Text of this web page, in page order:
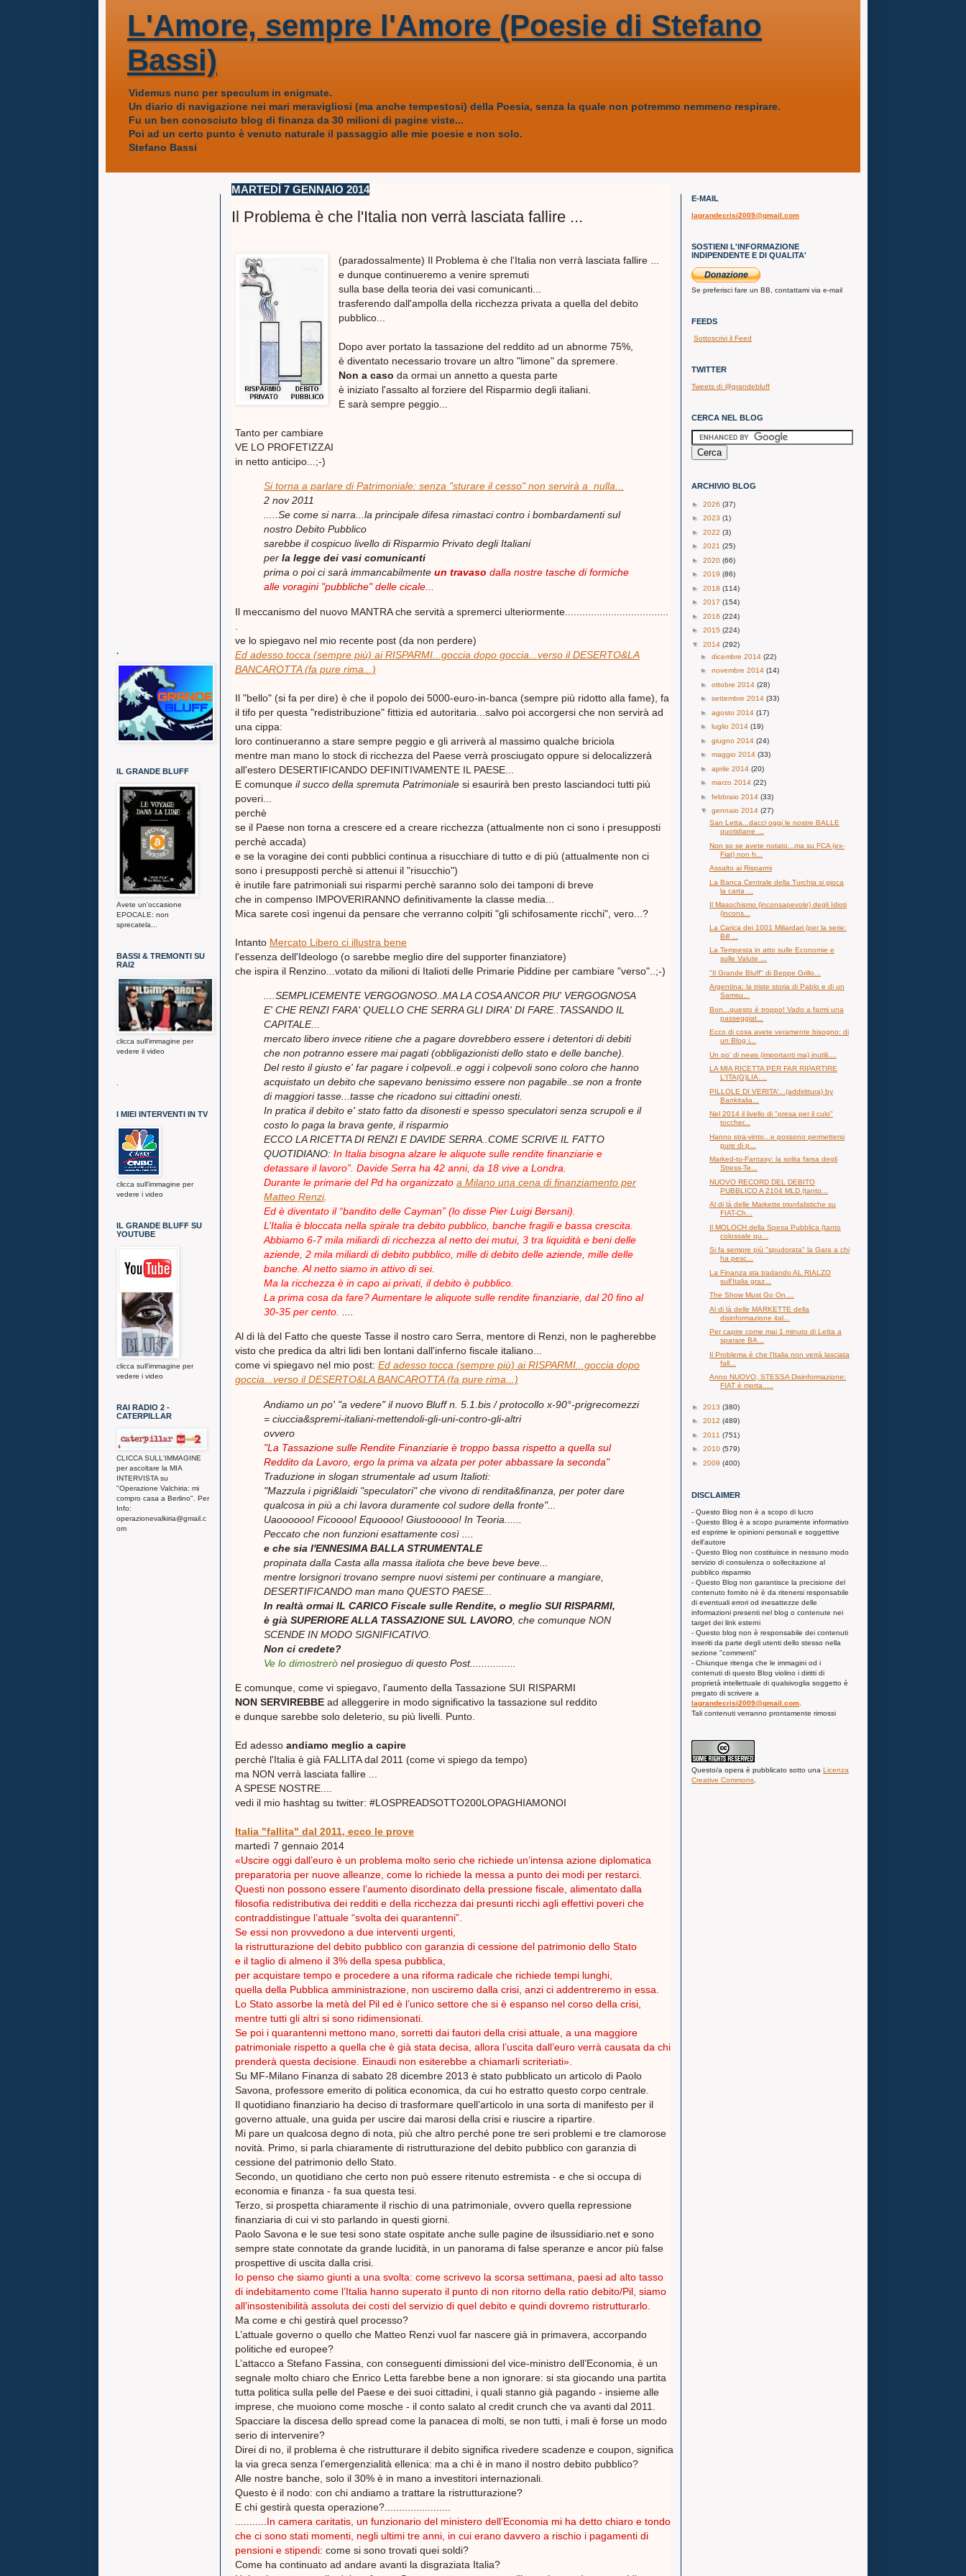
L'Amore, sempre l'Amore (Poesie di Stefano
Bassi)
Videmus nunc per speculum in enigmate.
Un diario di navigazione nei mari meravigliosi (ma anche tempestosi) della Poesia, senza la quale non potremmo nemmeno respirare.
Fu un ben conosciuto blog di finanza da 30 milioni di pagine viste...
Poi ad un certo punto è venuto naturale il passaggio alle mie poesie e non solo.
Stefano Bassi
MARTEDÌ 7 GENNAIO 2014
Il Problema è che l'Italia non verrà lasciata fallire ...
(paradossalmente) Il Problema è che l'Italia non verrà lasciata fallire ...
e dunque continueremo a venire spremuti
sulla base della teoria dei vasi comunicanti...
trasferendo dall'ampolla della ricchezza privata a quella del debito
pubblico...
Dopo aver portato la tassazione del reddito ad un abnorme 75%,
è diventato necessario trovare un altro "limone" da spremere.
Non a caso da ormai un annetto a questa parte
è iniziato l'assalto al forziere del Risparmio degli italiani.
E sarà sempre peggio...
Tanto per cambiare
VE LO PROFETIZZAI
in netto anticipo...;-)
Si torna a parlare di Patrimoniale: senza "sturare il cesso" non servirà a nulla...
2 nov 2011
.....Se come si narra...la principale difesa rimastaci contro i bombardamenti sul
nostro Debito Pubblico
sarebbe il cospicuo livello di Risparmio Privato degli Italiani
per la legge dei vasi comunicanti
prima o poi ci sarà immancabilmente un travaso dalla nostre tasche di formiche
alle voragini "pubbliche" delle cicale...
Il meccanismo del nuovo MANTRA che servità a spremerci ulteriormente....................................
ve lo spiegavo nel mio recente post (da non perdere)
Ed adesso tocca (sempre più) ai RISPARMI...goccia dopo goccia...verso il DESERTO&LA
BANCAROTTA (fa pure rima...)
Il "bello" (si fa per dire) è che il popolo dei 5000-euro-in-banca (sempre più ridotto alla fame), fa
il tifo per questa "redistribuzione" fittizia ed autoritaria...salvo poi accorgersi che non servirà ad
una cippa:
loro continueranno a stare sempre peggio e gli arriverà al massimo qualche briciola
mentre man mano lo stock di ricchezza del Paese verrà prosciugato oppure si delocalizzerà
all'estero DESERTIFICANDO DEFINITIVAMENTE IL PAESE...
E comunque il succo della spremuta Patrimoniale si esaurirà ben presto lasciandoci tutti più
poveri...
perchè
se il Paese non torna a crescere ed a creare ricchezza (attualmente non ci sono i presupposti
perchè accada)
e se la voragine dei conti pubblici continua a risucchiare di tutto e di più (attualmente non ci
sono i presupposti perchè si attenui il "risucchio")
è inutile fare patrimoniali sui risparmi perchè saranno solo dei tamponi di breve
che in compenso IMPOVERIRANNO definitivamente la classe media...
Mica sarete così ingenui da pensare che verranno colpiti "gli schifosamente ricchi", vero...?
Intanto Mercato Libero ci illustra bene
l'essenza dell'Ideologo (o sarebbe meglio dire del supporter finanziatore)
che ispira il Renzino...votato da milioni di Italioti delle Primarie Piddine per cambiare "verso"..;-)
....SEMPLICEMENTE VERGOGNOSO..MA LA COSA ANCOR PIU' VERGOGNOSA
E' CHE RENZI FARA' QUELLO CHE SERRA GLI DIRA' DI FARE..TASSANDO IL
CAPITALE...
mercato libero invece ritiene che a pagare dovrebbero essere i detentori di debiti
che non potranno essere mai pagati (obbligazionisti dello stato e delle banche).
Del resto il giusto e' far pagare i colpevoli..e oggi i colpevoli sono coloro che hanno
acquistato un debito che sapevano benissimo essere non pagabile..se non a fronte
di maggiori tasse...tasse che ricadono sui cittadini onesti.
In pratica il debito e' stato fatto da disonesti e spesso speculatori senza scrupoli e il
costo lo paga la brava gente, il risparmio
ECCO LA RICETTA DI RENZI E DAVIDE SERRA..COME SCRIVE IL FATTO
QUOTIDIANO: In Italia bisogna alzare le aliquote sulle rendite finanziarie e
detassare il lavoro”. Davide Serra ha 42 anni, da 18 vive a Londra.
Durante le primarie del Pd ha organizzato a Milano una cena di finanziamento per
Matteo Renzi.
Ed è diventato il “bandito delle Cayman” (lo disse Pier Luigi Bersani).
L’Italia è bloccata nella spirale tra debito pubblico, banche fragili e bassa crescita.
Abbiamo 6-7 mila miliardi di ricchezza al netto dei mutui, 3 tra liquidità e beni delle
aziende, 2 mila miliardi di debito pubblico, mille di debito delle aziende, mille delle
banche. Al netto siamo in attivo di sei.
Ma la ricchezza è in capo ai privati, il debito è pubblico.
La prima cosa da fare? Aumentare le aliquote sulle rendite finanziarie, dal 20 fino al
30-35 per cento.
Al di là del Fatto che queste Tasse il nostro caro Serra, mentore di Renzi, non le pagherebbe
visto che predica da altri lidi ben lontani dall'inferno fiscale italiano...
come vi spiegavo nel mio post: Ed adesso tocca (sempre più) ai RISPARMI...goccia dopo
goccia...verso il DESERTO&LA BANCAROTTA (fa pure rima...)
Andiamo un po' "a vedere" il nuovo Bluffn. 5.1.bis / protocollo x-90°-prigrecomezzi
= ciuccia&spremi-italiani-mettendoli-gli-uni-contro-gli-altri
ovvero
"La Tassazione sulle Rendite Finanziarie è troppo bassa rispetto a quella sul
Reddito da Lavoro, ergo la prima va alzata per poter abbassare la seconda"
Traduzione in slogan strumentale ad usum Italioti:
"Mazzula i pigri&laidi "speculatori" che vivono di rendita&finanza, per poter dare
qualcosa in più a chi lavora duramente col sudore della fronte"...
Uaoooooo! Ficoooo! Equoooo! Giustooooo! In Teoria......
Peccato che non funzioni esattamente così ....
e che sia l'ENNESIMA BALLA STRUMENTALE
propinata dalla Casta alla massa italiota che beve beve beve...
mentre lorsignori trovano sempre nuovi sistemi per continuare a mangiare,
DESERTIFICANDO man mano QUESTO PAESE...
In realtà ormai IL CARICO Fiscale sulle Rendite, o meglio SUI RISPARMI,
è già SUPERIORE ALLA TASSAZIONE SUL LAVORO , che comunque NON
SCENDE IN MODO SIGNIFICATIVO.
Non ci credete?
Ve lo dimostrerò nel prosieguo di questo Post................
E comunque, come vi spiegavo, l'aumento della Tassazione SUI RISPARMI
NON SERVIREBBE ad alleggerire in modo significativo la tassazione sul reddito
e dunque sarebbe solo deleterio, su più livelli. Punto.
Ed adesso andiamo meglio a capire
perchè l'Italia è già FALLITA dal 2011 (come vi spiego da tempo)
ma NON verrà lasciata fallire ...
A SPESE NOSTRE....
vedi il mio hashtag su twitter: #LOSPREADSOTTO200LOPAGHIAMONOI
Italia "fallita" dal 2011, ecco le prove
martedì 7 gennaio 2014
«Uscire oggi dall’euro è un problema molto serio che richiede un’intensa azione diplomatica
preparatoria per nuove alleanze, come lo richiede la messa a punto dei modi per restarci.
Questi non possono essere l’aumento disordinato della pressione fiscale, alimentato dalla
filosofia redistributiva dei redditi e della ricchezza dai presunti ricchi agli effettivi poveri che
contraddistingue l’attuale “svolta dei quarantenni”.
Se essi non provvedono a due interventi urgenti,
la ristrutturazione del debito pubblico con garanzia di cessione del patrimonio dello Stato
e il taglio di almeno il 3% della spesa pubblica,
per acquistare tempo e procedere a una riforma radicale che richiede tempi lunghi,
quella della Pubblica amministrazione, non usciremo dalla crisi, anzi ci addentreremo in essa.
Lo Stato assorbe la metà del Pil ed è l’unico settore che si è espanso nel corso della crisi,
mentre tutti gli altri si sono ridimensionati.
Se poi i quarantenni mettono mano, sorretti dai fautori della crisi attuale, a una maggiore
patrimoniale rispetto a quella che è già stata decisa, allora l’uscita dall’euro verrà causata da chi
prenderà questa decisione. Einaudi non esiterebbe a chiamarli scriteriati».
Su MF-Milano Finanza di sabato 28 dicembre 2013 è stato pubblicato un articolo di Paolo
Savona, professore emerito di politica economica, da cui ho estratto questo corpo centrale.
Il quotidiano finanziario ha deciso di trasformare quell’articolo in una sorta di manifesto per il
governo attuale, una guida per uscire dai marosi della crisi e riuscire a ripartire.
Mi pare un qualcosa degno di nota, più che altro perché pone tre seri problemi e tre clamorose
novità. Primo, si parla chiaramente di ristrutturazione del debito pubblico con garanzia di
cessione del patrimonio dello Stato.
Secondo, un quotidiano che certo non può essere ritenuto estremista - e che si occupa di
economia e finanza - fa sua questa tesi.
Terzo, si prospetta chiaramente il rischio di una patrimoniale, ovvero quella repressione
finanziaria di cui vi sto parlando in questi giorni.
Paolo Savona e le sue tesi sono state ospitate anche sulle pagine de ilsussidiario.net e sono
sempre state connotate da grande lucidità, in un panorama di false speranze e ancor più false
prospettive di uscita dalla crisi.
Io penso che siamo giunti a una svolta: come scrivevo la scorsa settimana, paesi ad alto tasso
di indebitamento come l’Italia hanno superato il punto di non ritorno della ratio debito/Pil, siamo
all’insostenibilità assoluta dei costi del servizio di quel debito e quindi dovremo ristrutturarlo.
Ma come e chi gestirà quel processo?
L’attuale governo o quello che Matteo Renzi vuol far nascere già in primavera, accorpando
politiche ed europee?
L’attacco a Stefano Fassina, con conseguenti dimissioni del vice-ministro dell’Economia, è un
segnale molto chiaro che Enrico Letta farebbe bene a non ignorare: si sta giocando una partita
tutta politica sulla pelle del Paese e dei suoi cittadini, i quali stanno già pagando - insieme alle
imprese, che muoiono come mosche - il conto salato al credit crunch che va avanti dal 2011.
Spacciare la discesa dello spread come la panacea di molti, se non tutti, i mali è forse un modo
serio di intervenire?
Direi di no, il problema è che ristrutturare il debito significa rivedere scadenze e coupon, significa
la via greca senza l’emergenzialità ellenica: ma a chi è in mano il nostro debito pubblico?
Alle nostre banche, solo il 30% è in mano a investitori internazionali.
Questo è il nodo: con chi andiamo a trattare la ristrutturazione?
E chi gestirà questa operazione?.......................
In camera caritatis, un funzionario del ministero dell’Economia mi ha detto chiaro e tondo
che ci sono stati momenti, negli ultimi tre anni, in cui erano davvero a rischio i pagamenti di
pensioni e stipendi: come si sono trovati quei soldi?
Come ha continuato ad andare avanti la disgraziata Italia?
.
IL GRANDE BLUFF
Avete un'occasione
EPOCALE: non
sprecatela...
BASSI & TREMONTI SU
RAI2
clicca sull'immagine per
vedere il video
I MIEI INTERVENTI IN TV
clicca sull'immagine per
vedere i video
IL GRANDE BLUFF SU
YOUTUBE
clicca sull'immagine per
vedere i video
RAI RADIO 2 -
CATERPILLAR
CLICCA SULL'IMMAGINE
per ascoltare la MIA
INTERVISTA su
"Operazione Valchiria: mi
compro casa a Berlino". Per
Info:
operazionevalkiria@gmail.c
om
E-MAIL
lagrandecrisi2009@gmail.com
SOSTIENI L'INFORMAZIONE
INDIPENDENTE E DI QUALITA'
Se preferisci fare un BB, contattami via e-mail
FEEDS
Sottoscrivi il Feed
TWITTER
Tweets di @grandebluff
CERCA NEL BLOG
ARCHIVIO BLOG
► 2026 (37)
► 2023 (1)
► 2022 (3)
► 2021 (25)
► 2020 (66)
► 2019 (86)
► 2018 (114)
► 2017 (154)
► 2016 (224)
► 2015 (224)
▼ 2014 (292)
► dicembre 2014 (22)
► novembre 2014 (14)
► ottobre 2014 (28)
► settembre 2014 (33)
► agosto 2014 (17)
► luglio 2014 (19)
► giugno 2014 (24)
► maggio 2014 (33)
► aprile 2014 (20)
► marzo 2014 (22)
► febbraio 2014 (33)
▼ gennaio 2014 (27)
San Letta...dacci oggi le nostre BALLE
quotidiane ...
Non so se avete notato...ma su FCA (ex-
Fiat) non h...
Assalto ai Risparmi
La Banca Centrale della Turchia si gioca
la carta ...
Il Masochismo (inconsapevole) degli Idioti
(incons...
La Carica dei 1001 Miliardari (per la serie:
Bill ...
La Tempesta in atto sulle Economie e
sulle Valute ...
"Il Grande Bluff" di Beppe Grillo...
Argentina: la triste storia di Pablo e di un
Samsu...
Bon...questo è troppo! Vado a farmi una
passeggiat...
Ecco di cosa avete veramente bisogno: di
un Blog i...
Un po' di news (importanti ma) inutili....
LA MIA RICETTA PER FAR RIPARTIRE
L'ITA(G)LIA....
PILLOLE DI VERITA'...(addirittura) by
Bankitalia...
Nel 2014 il livello di "presa per il culo"
toccher...
Hanno stra-vinto...e possono permettersi
pure di p...
Marked-to-Fantasy: la solita farsa degli
Stress-Te...
NUOVO RECORD DEL DEBITO
PUBBLICO A 2104 MLD (tanto...
Al di là delle Markette trionfalistiche su
FIAT-Ch...
Il MOLOCH della Spesa Pubblica (tanto
colossale qu...
Si fa sempre più "spudorata" la Gara a chi
ha pesc...
La Finanza sta tradando AL RIALZO
sull'Italia graz...
The Show Must Go On....
Al di là delle MARKETTE della
disinformazione ital...
Per capire come mai 1 minuto di Letta a
sparare BA...
Il Problema è che l'Italia non verrà lasciata
fall...
Anno NUOVO, STESSA Disinformazione:
FIAT è morta.....
► 2013 (380)
► 2012 (489)
► 2011 (751)
► 2010 (579)
► 2009 (400)
DISCLAIMER
- Questo Blog non è a scopo di lucro
- Questo Blog è a scopo puramente informativo
ed esprime le opinioni personali e soggettive
dell'autore
- Questo Blog non costituisce in nessuno modo
servizio di consulenza o sollecitazione al
pubblico risparmio
- Questo Blog non garantisce la precisione del
contenuto fornito nè è da ritenersi responsabile
di eventuali errori od inesattezze delle
informazioni presenti nel blog o contenute nei
target dei link esterni
- Questo blog non è responsabile dei contenuti
inseriti da parte degli utenti dello stesso nella
sezione "commenti"
- Chiunque ritenga che le immagini od i
contenuti di questo Blog violino i diritti di
proprietà intellettuale di qualsivoglia soggetto è
pregato di scrivere a
lagrandecrisi2009@gmail.com
Tali contenuti verranno prontamente rimossi
Questo/a opera è pubblicato sotto una Licenza
Creative Commons